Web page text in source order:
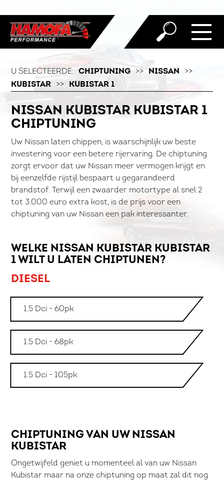
U SELECTEERDE: CHIPTUNING >> NISSAN
>>
KUBISTAR
>> KUBISTAR 1
NISSAN KUBISTAR KUBISTAR 1
CHIPTUNING
Uw Nissan laten chippen, is waarschijnlijk uw beste
investering voor een betere rijervaring. De chiptuning
zorgt ervoor dat uw Nissan meer vermogen krijgt en
bij eenzelfde rijstijl bespaart u gegarandeerd
brandstof. Terwijl een zwaarder motortype al snel 2
tot 3.000 euro extra kost, is de prijs voor een
chiptuning van uw Nissan een pak interessanter.
WELKE NISSAN KUBISTAR KUBISTAR
1 WILT U LATEN CHIPTUNEN?
DIESEL
1.5 Dci - 60pk
1.5 Dci - 68pk
1.5 Dci - 105pk
CHIPTUNING VAN UW NISSAN
KUBISTAR
Ongetwijfeld geniet u momenteel al van uw Nissan
Kubistar maar na onze chiptuning op maat zal dit nog